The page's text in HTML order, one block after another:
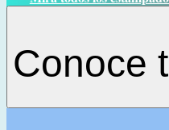
Conoce